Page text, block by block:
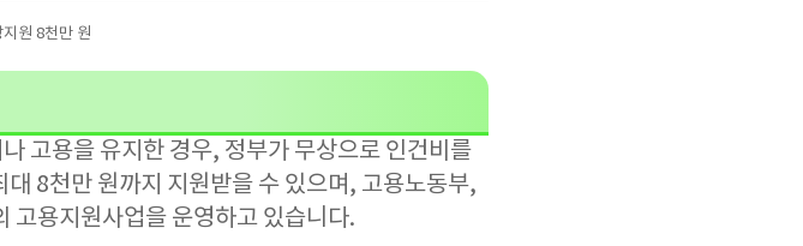
원 8천만 원
고용을 유지한 경우, 정부가 무상으로 인건비를
8천만 원까지 지원받을 수 있으며, 고용노동부,
고용지원사업을 운영하고 있습니다.